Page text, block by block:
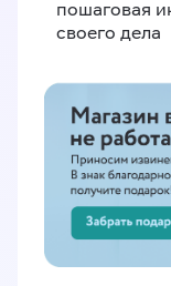
пошаговая
своего дела